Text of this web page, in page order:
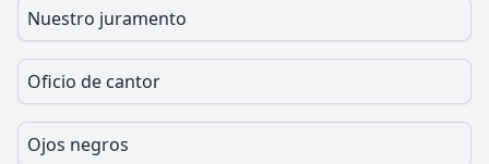
Nuestro juramento
Oficio de cantor
Ojos negros